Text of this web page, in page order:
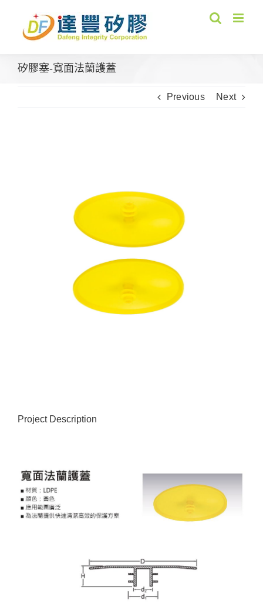
content
矽膠塞-寬面法蘭護蓋
Previous Next
Project Description